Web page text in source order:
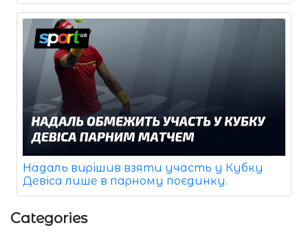
Надаль вирішив взяти участь у Кубку
Девіса лише в парному поєдинку.
Categories